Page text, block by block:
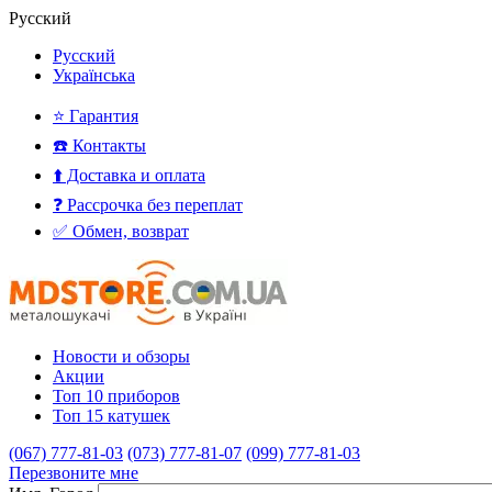
Русский
Русский
Українська
⭐ Гарантия
☎️ Контакты
⬆️ Доставка и оплата
❓ Рассрочка без переплат
✅ Обмен, возврат
Новости и обзоры
Акции
Топ 10 приборов
Топ 15 катушек
(067) 777-81-03 (073) 777-81-07 (099) 777-81-03
Перезвоните мне